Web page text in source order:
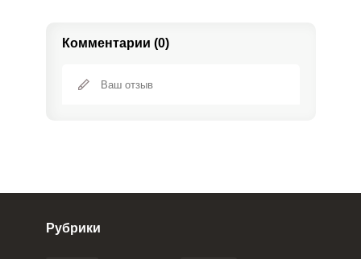
Комментарии (0)
Рубрики